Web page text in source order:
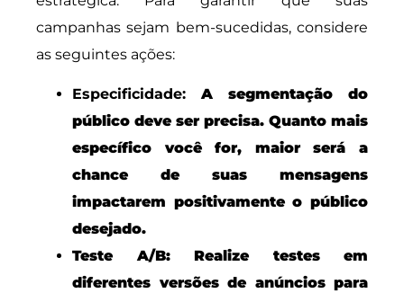
campanhas sejam bem-sucedidas, considere
as seguintes ações:
Especificidade: A segmentação do
público deve ser precisa. Quanto mais
específico você for, maior será a
chance de suas mensagens
impactarem positivamente o público
desejado.
Teste A/B:Realize testes em
diferentes versões de anúncios para